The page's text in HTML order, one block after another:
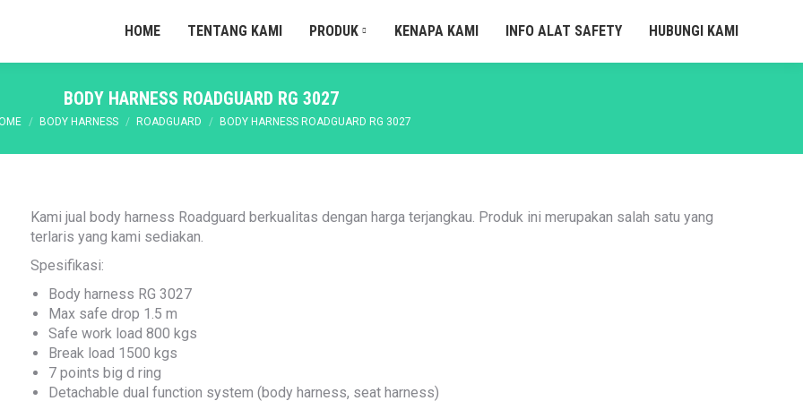
HOME TENTANG KAMI PRODUK KENAPA KAMI INFO ALAT SAFETY HUBUNGI KAMI
BODY HARNESS ROADGUARD RG 3027
are here:BODY HARNESS ROADGUARD BODY HARNESS ROADGUARD RG 3027
Kami jual body harness Roadguard berkualitas dengan harga terjangkau. Produk ini merupakan salah satu yang
terlaris yang kami sediakan.
Spesifikasi:
Body harness RG 3027
Max safe drop 1.5 m
Safe work load 800 kgs
Break load 1500 kgs
7 points big d ring
Detachable dual function system (body harness, seat harness)